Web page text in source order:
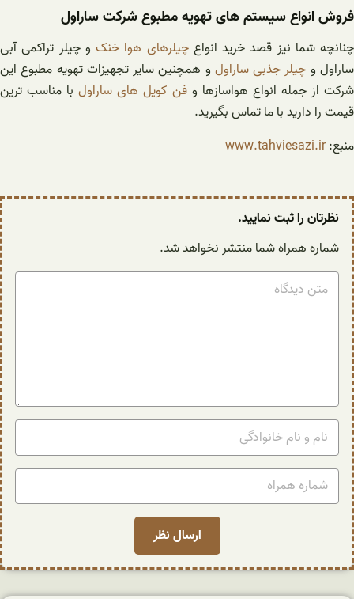
فروش انواع سیستم های تهویه مطبوع شرکت ساراول
چنانچه شما نیز قصد خرید انواعچیلرهای هوا خنک و چیلر تراکمی آبی
ساراول و چیلر جذبی ساراول و همچنین سایر تجهیزات تهویه مطبوع این
شرکت از جمله انواع هواسازها وفن کویل های ساراولبا مناسب ترین
قیمت را دارید با ما تماس بگیرید.
منبع:www.tahviesazi.ir
نظرتان را ثبت نمایید.
شماره همراه شما منتشر نخواهد شد.